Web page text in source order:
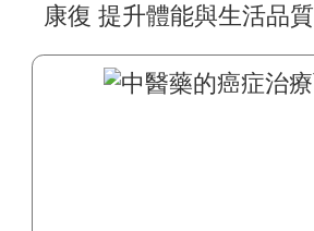
康復 提升體能與生活品質